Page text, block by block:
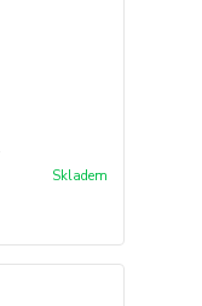
Skladem